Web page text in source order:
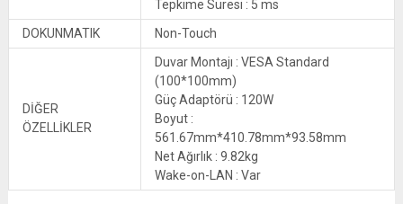
Tepkime Süresi : 5 ms
DOKUNMATIK
Non-Touch
DİĞER
ÖZELLİKLER
Duvar Montajı : VESA Standard
(100*100mm)
Güç Adaptörü : 120W
Boyut :
561.67mm*410.78mm*93.58mm
Net Ağırlık : 9.82kg
Wake-on-LAN : Var